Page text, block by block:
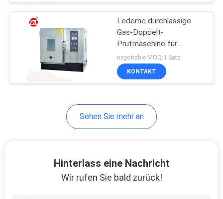
Lederne durchlässige
Gas-Doppelt-
Prüfmaschine für
Temperatur und
Feuchtigkeit
negotiable MOQ:1 Satz
KONTAKT
Sehen Sie mehr an
Hinterlass eine Nachricht
Wir rufen Sie bald zurück!